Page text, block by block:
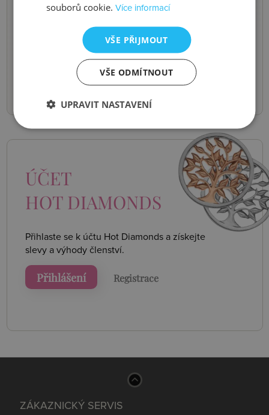
Pošleme vám je do e-mailu.
Odeslat
ÚČET
HOT DIAMONDS
Přihlaste se k účtu Hot Diamonds a získejte
slevy a výhody členství.
Přihlášení Registrace
ZÁKAZNICKÝ SERVIS
souborů cookie.Více informací
VŠE PŘIJMOUT
VŠE ODMÍTNOUT
UPRAVIT NASTAVENÍ